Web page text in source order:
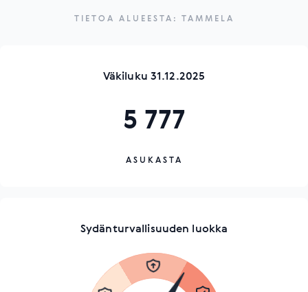
TIETOA ALUEESTA: TAMMELA
Väkiluku 31.12.2025
5 777
ASUKASTA
Sydänturvallisuuden luokka